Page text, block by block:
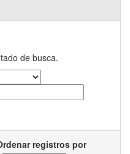
de busca.
registros por